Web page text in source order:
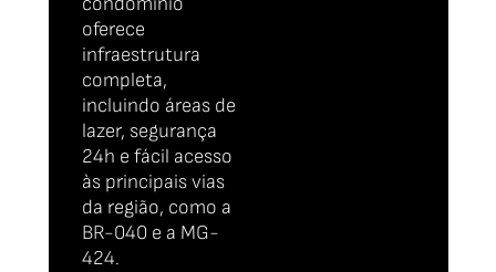
oferece
infraestrutura
completa,
incluindo áreas de
lazer, segurança
24h e fácil acesso
às principais vias
da região, como a
BR-040 e a MG-
424.